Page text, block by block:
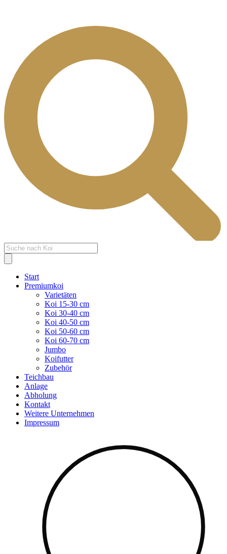
Products
search
Start
Premiumkoi
Varietäten
Koi 15-30 cm
Koi 30-40 cm
Koi 40-50 cm
Koi 50-60 cm
Koi 60-70 cm
Jumbo
Koifutter
Zubehör
Teichbau
Anlage
Abholung
Kontakt
Weitere Unternehmen
Impressum